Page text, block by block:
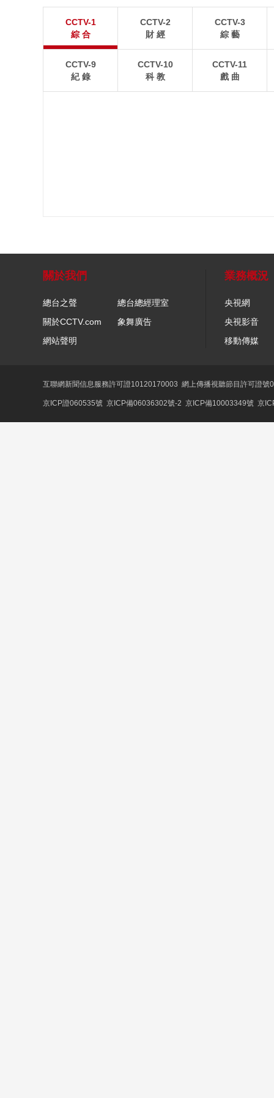
8月2日晚，江蘇張家港香山風景區燈光璀璨，市民和
游客前來賞夜景、逛集市。
8月1日，北京故宮博
CCTV-1
綜 合
CCTV-2
財 經
CCTV-3
綜 藝
CCTV-9
紀 錄
CCTV-10
科 教
CCTV-11
戲 曲
關於我們
總台之聲
總台總經理室
關於CCTV.com
象舞廣告
網站聲明
業務概況
央視網
央視影音
移動傳媒
互聯網新聞信息服務許可證10120170003 網上傳播視聽節目許可證
京ICP證060535號 京ICP備06036302號-2 京ICP備10003349號 京